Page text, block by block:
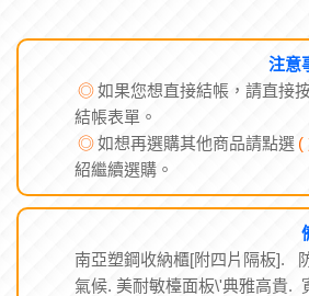
注意
◎如果您想直接結帳，請直接
結帳表單。
◎如想再選購其他商品請點選 (
紹繼續選購。
南亞塑鋼收納櫃[附四片隔板].
氣候. 美耐敏檯面板\'典雅高貴.